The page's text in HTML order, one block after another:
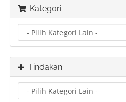
Kategori
Tindakan